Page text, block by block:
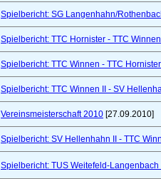
Spielbericht: SG Langenhahn/
Spielbericht: TTC Hornister - TTC
Spielbericht: TTC Winnen - TTC
Spielbericht: TTC Winnen II - SV
Vereinsmeisterschaft 2010 [27.09.2010]
Spielbericht: SV Hellenhahn II - TTC
Spielbericht: TUS Weitefeld-